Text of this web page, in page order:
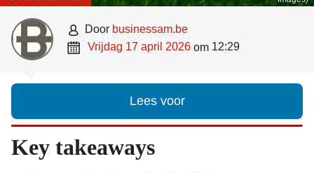
 door businessam.be
 vrijdag 17 april 2026 om 12:29
Lees voor
Key takeaways